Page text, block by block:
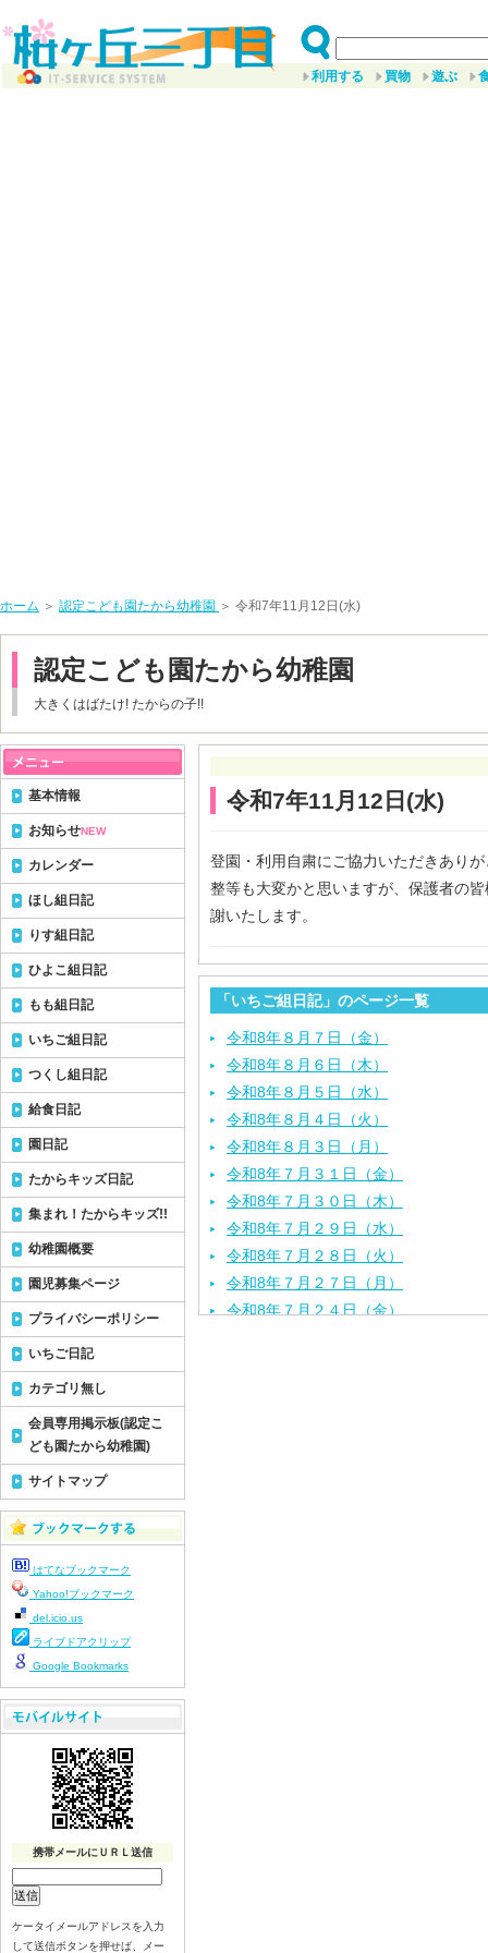
利用する 買物 遊ぶ
ホーム ＞ 認定こども園たから幼稚園 ＞ 令和7年11月12日(水)
認定こども園たから幼稚園
大きくはばたけ! たからの子!!
令和7年11月12日(水)
登園・利用自粛にご協力いただきあり
整等も大変かと思いますが、保護者の
謝いたします。
「いちご組日記」のページ一覧
令和8年８月７日（金）
令和8年８月６日（木）
令和8年８月５日（水）
令和8年８月４日（火）
令和8年８月３日（月）
令和8年７月３１日（金）
令和8年７月３０日（木）
令和8年７月２９日（水）
令和8年７月２８日（火）
令和8年７月２７日（月）
令和8年７月２４日（金）
基本情報
お知らせNEW
カレンダー
ほし組日記
りす組日記
ひよこ組日記
もも組日記
いちご組日記
つくし組日記
給食日記
園日記
たからキッズ日記
集まれ！たからキッズ!!
幼稚園概要
園児募集ページ
プライバシーポリシー
いちご日記
カテゴリ無し
会員専用掲示板(認定こ
ども園たから幼稚園)
サイトマップ
はてなブックマーク
Yahoo!ブックマーク
del.icio.us
ライブドアクリップ
Google Bookmarks
携帯メールにＵＲＬ送信
ケータイメールアドレスを入力
して送信ボタンを押せば、メー